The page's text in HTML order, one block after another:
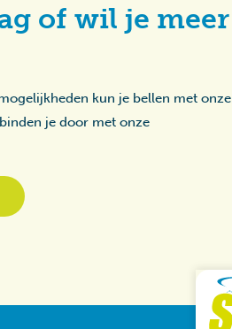
of wil je meer
kun je bellen met onze
je door met onze